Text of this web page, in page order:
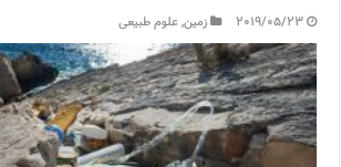
2019/05/23 زمین,علوم طبیعی